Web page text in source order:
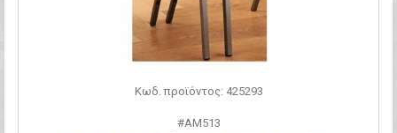
Κωδ. προϊόντος: 425293
#ΑΜ513